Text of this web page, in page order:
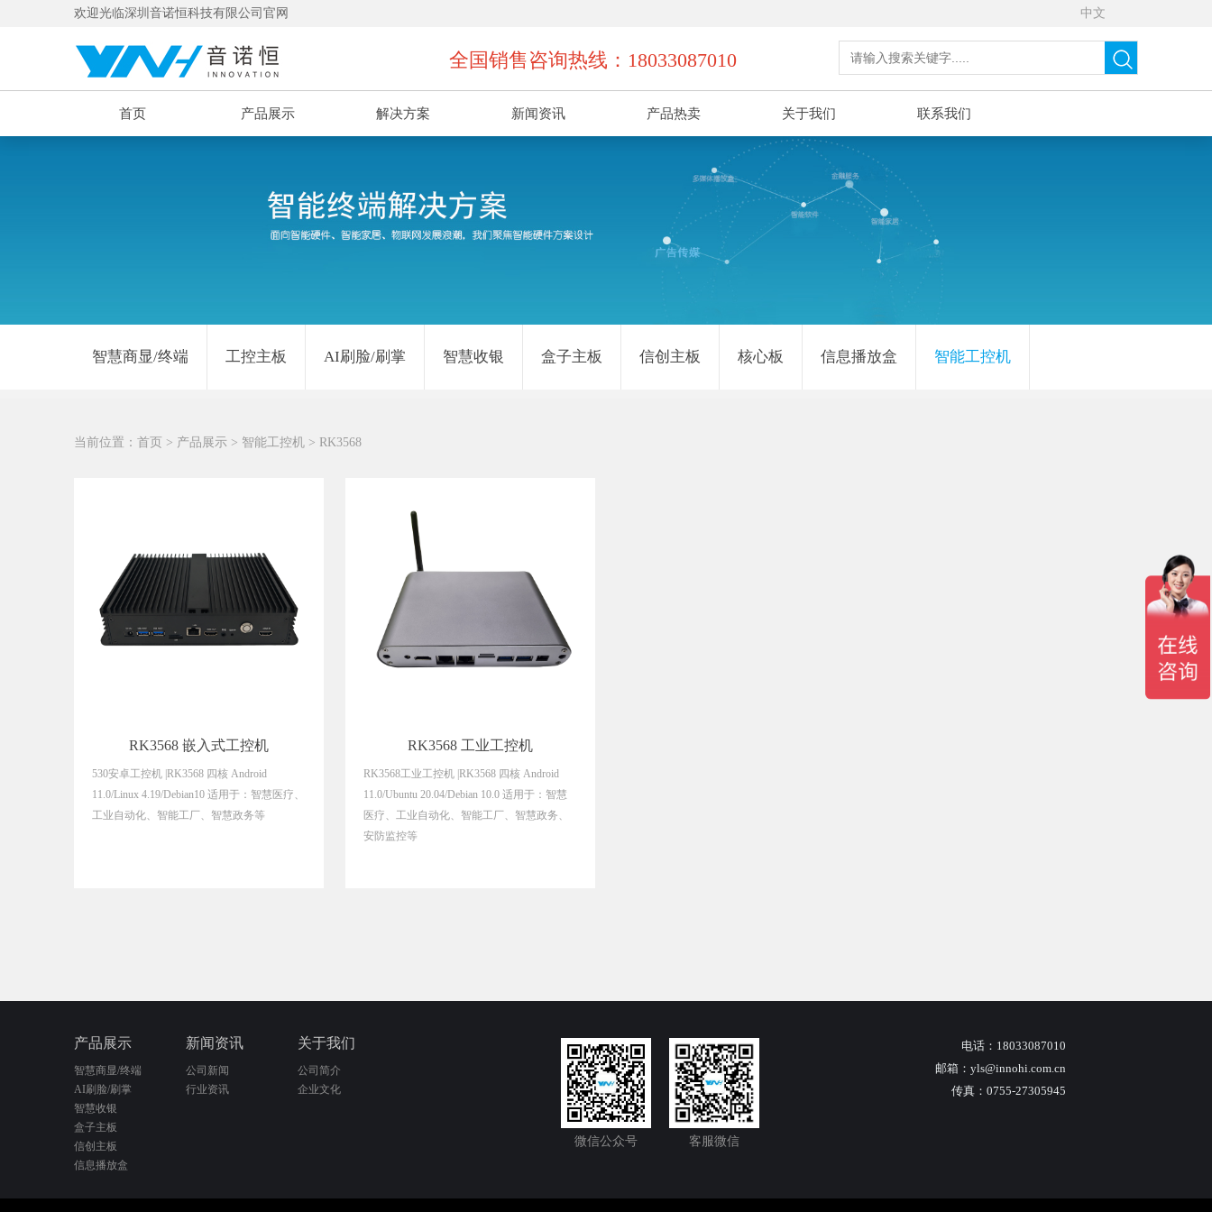
欢迎光临深圳音诺恒科技有限公司官网 中文
全国销售咨询热线：18033087010
首页 产品展示 解决方案 新闻资讯 产品热卖 关于我们 联系我们
智慧商显/终端 工控主板 AI刷脸/刷掌 智慧收银 盒子主板 信创主板 核心板 信息播放盒 智能工控机
当前位置： 首页 > 产品展示 > 智能工控机 > RK3568
RK3568 嵌入式工控机
530安卓工控机 |RK3568 四核 Android
11.0/Linux 4.19/Debian10 适用于：智慧医疗、
工业自动化、智能工厂、智慧政务等
RK3568 工业工控机
RK3568工业工控机 |RK3568 四核 Android
11.0/Ubuntu 20.04/Debian 10.0 适用于：智慧
医疗、工业自动化、智能工厂、智慧政务、
安防监控等
产品展示
智慧商显/终端
AI刷脸/刷掌
智慧收银
盒子主板
信创主板
信息播放盒
新闻资讯
公司新闻
行业资讯
关于我们
公司简介
企业文化
微信公众号 客服微信
电话：18033087010
邮箱：yls@innohi.com.cn
传真：0755-27305945